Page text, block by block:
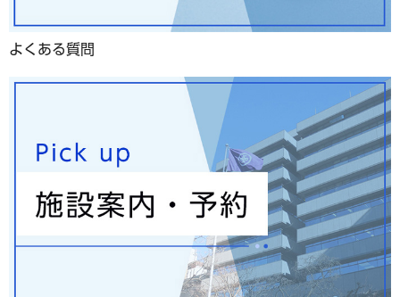
よくある質問